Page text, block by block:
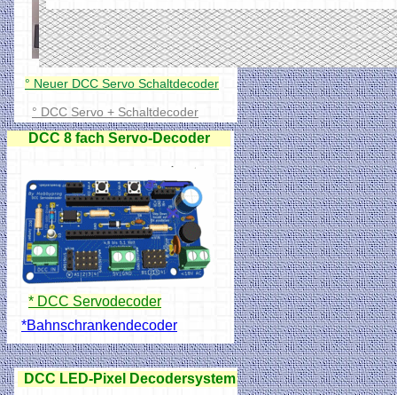
DCC 8 fach Servo-Decoder
* DCC Servodecoder
*Bahnschrankendecoder
° Neuer DCC Servo Schaltdecoder
° DCC Servo + Schaltdecoder
DCC LED-Pixel Decodersystem